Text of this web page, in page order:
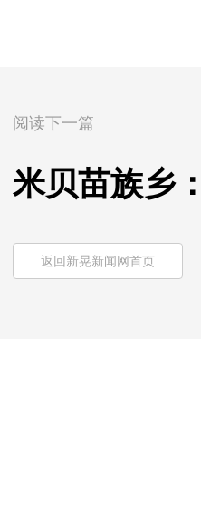
阅读下一篇
米贝苗族乡
返回新晃新闻网首页